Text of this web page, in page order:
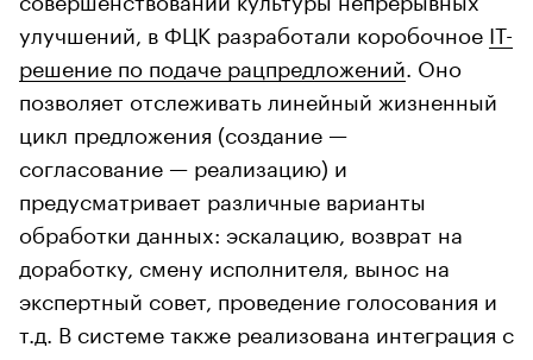
улучшений, в ФЦК разработали коробочное IT-
решение по подаче рацпредложений . Оно
позволяет отслеживать линейный жизненный
цикл предложения (создание —
согласование — реализацию) и
предусматривает различные варианты
обработки данных: эскалацию, возврат на
доработку, смену исполнителя, вынос на
экспертный совет, проведение голосования и
т.д. В системе также реализована интеграция с